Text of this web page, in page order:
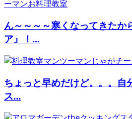
ん～～～～寒くなってきたか
ア』！...
ちょっと早めだけど。。。自
ス...